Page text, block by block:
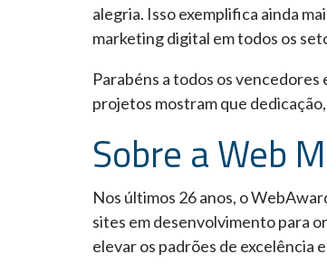
alegria. Isso exemplifica ainda
marketing digital em todos os
Parabéns a todos os
projetos mostram que
Sobre a Web
Nos últimos 26 anos, o
sites em desenvolvimento para
elevar os padrões de excelência